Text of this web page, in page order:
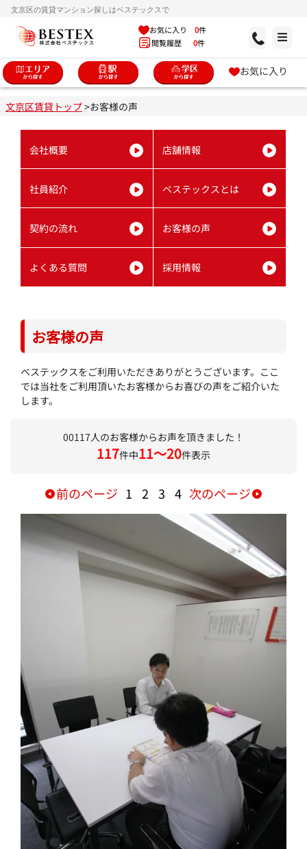
文京区の賃貸マンション探しはベステックスで
お気に入り 0件
閲覧履歴 0件
お気に入り
文京区賃貸トップ>お客様の声
会社概要 店舗情報
社員紹介 ベステックスとは
契約の流れ お客様の声
よくある質問 採用情報
お客様の声
ベステックスをご利用いただきありがとうございます。ここ
では当社をご利用頂いたお客様からお喜びの声をご紹介いた
します。
00117人のお客様からお声を頂きました！
117件中11〜20件表示
前のページ 1 2 3 4 次のページ